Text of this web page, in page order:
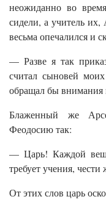
неожиданно во
сидели, а учитель
весьма опечалился и
— Разве я так
считал сыновей
обращал бы внимания
Блаженный же
Феодосию так:
— Царь! Каждой
требует учения,
От этих слов царь